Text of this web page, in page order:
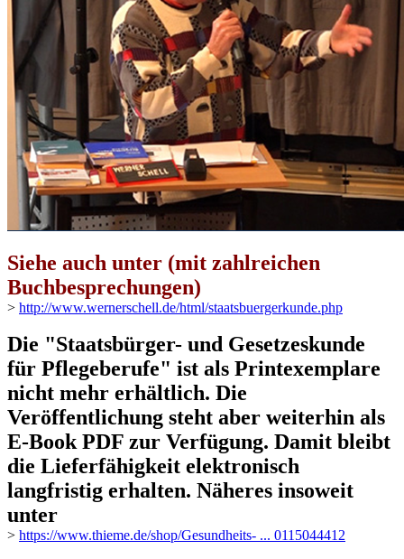
Siehe auch unter (mit zahlreichen
Buchbesprechungen)
> http://www.wernerschell.de/html/staatsbuergerkunde.php
Die "Staatsbürger- und Gesetzeskunde
für Pflegeberufe" ist als Printexemplare
nicht mehr erhältlich. Die
Veröffentlichung steht aber weiterhin als
E-Book PDF zur Verfügung. Damit bleibt
die Lieferfähigkeit elektronisch
langfristig erhalten. Näheres insoweit
unter
> https://www.thieme.de/shop/Gesundheits- ... 0115044412